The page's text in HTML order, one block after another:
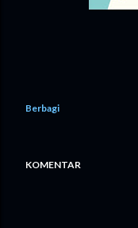
Berbagi
KOMENTAR